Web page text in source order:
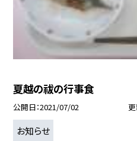
夏越の祓の行事食
公開日 2021/07/02
お知らせ